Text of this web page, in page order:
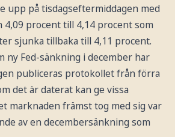
upp på tisdagseftermiddagen med
procent till 4,14 procent som
sjunka tillbaka till 4,11 procent.
ny Fed-sänkning i december har
publiceras protokollet från förra
det är daterat kan ge vissa
marknaden främst tog med sig var
av en decembersänkning som